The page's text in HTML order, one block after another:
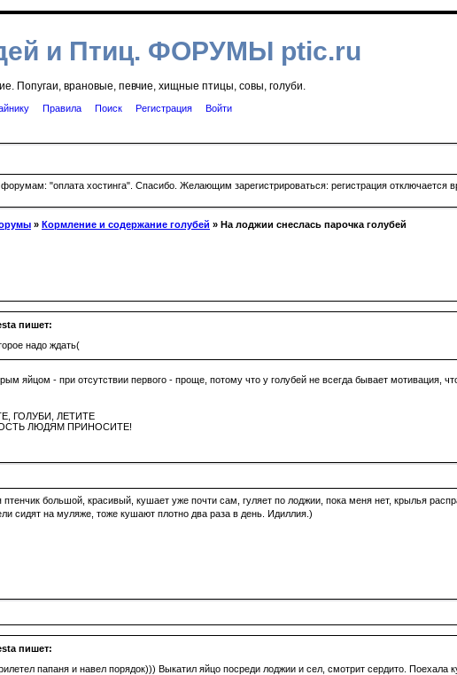
и Птиц. ФОРУМЫ ptic.ru
Попугаи, врановые, певчие, хищные птицы, совы, голуби.
Правила Поиск Регистрация Войти
"оплата хостинга". Спасибо. Желающим зарегистрироваться: регистрация
» Кормление и содержание голубей » На лоджии снеслась парочка голубей
пишет:
надо ждать(
яйцом - при отсутствии первого - проще, потому что у голубей не всегда бывает мотивация,
ГОЛУБИ, ЛЕТИТЕ
ЛЮДЯМ ПРИНОСИТЕ!
большой, красивый, кушает уже почти сам, гуляет по лоджии, пока меня нет, крылья
сидят на муляже, тоже кушают плотно два раза в день. Идиллия.)
пишет:
папаня и навел порядок))) Выкатил яйцо посреди лоджии и сел, смотрит сердито. Поехала